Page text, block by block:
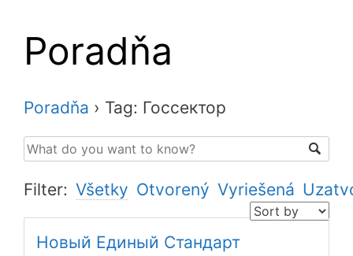
Poradňa
Poradňa › Tag: Госсектор
Filter: Všetky Otvorený Vyriešená
Новый Единый Стандарт